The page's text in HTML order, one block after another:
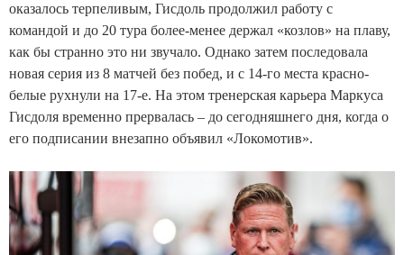
оказалось терпеливым, Гисдоль продолжил работу с
командой и до 20 тура более-менее держал «козлов» на плаву,
как бы странно это ни звучало. Однако затем последовала
новая серия из 8 матчей без побед, и с 14-го места красно-
белые рухнули на 17-е. На этом тренерская карьера Маркуса
Гисдоля временно прервалась – до сегодняшнего дня, когда о
его подписании внезапно объявил «Локомотив».